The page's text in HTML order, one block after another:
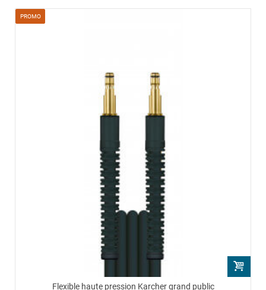
PROMO
Flexible haute pression Karcher grand public